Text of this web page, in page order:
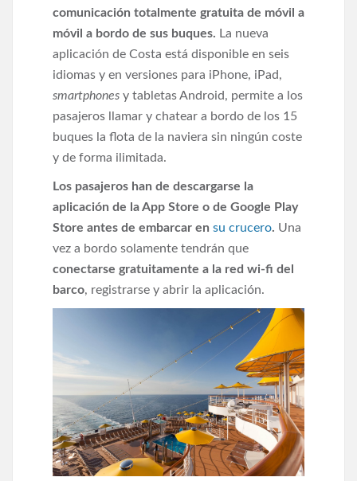
comunicación totalmente gratuita de móvil a
móvil a bordo de sus buques. La nueva
aplicación de Costa está disponible en seis
idiomas y en versiones para iPhone, iPad,
smartphones y tabletas Android, permite a los
pasajeros llamar y chatear a bordo de los 15
buques la flota de la naviera sin ningún coste
y de forma ilimitada.
Los pasajeros han de descargarse la
aplicación de la App Store o de Google Play
Store antes de embarcar en su crucero. Una
vez a bordo solamente tendrán que
conectarse gratuitamente a la red wi-fi del
barco, registrarse y abrir la aplicación.